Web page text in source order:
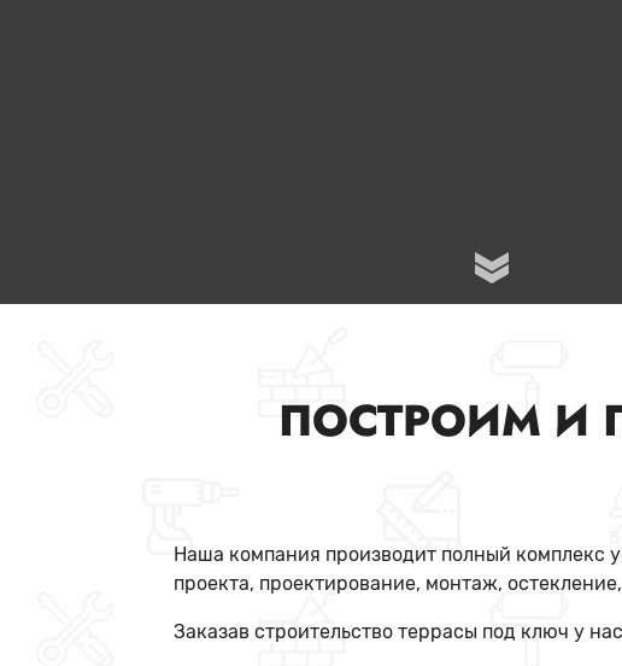
ПОСТРОИМ И
Наша компания производит полный комплекс
проекта, проектирование, монтаж,
Заказав строительство террасы под ключ у